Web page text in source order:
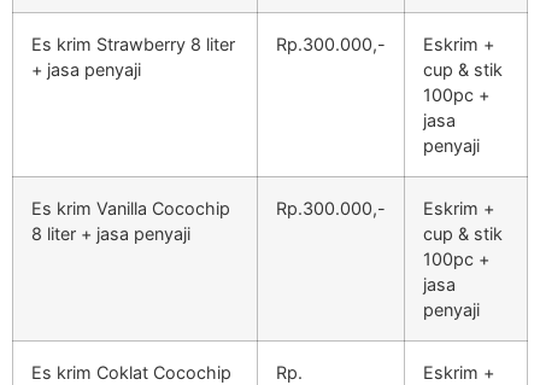
Es krim Strawberry 8 liter
+ jasa penyaji
Rp.300.000,-
Eskrim +
cup & stik
100pc +
jasa
penyaji
Es krim Vanilla Cocochip
8 liter + jasa penyaji
Rp.300.000,-
Eskrim +
cup & stik
100pc +
jasa
penyaji
Es krim Coklat Cocochip
Rp.
Eskrim +